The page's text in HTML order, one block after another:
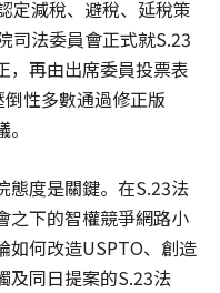
定減稅、避稅、延稅策
司法委員會正式就S.23
，再由出席委員投票表
性多數通過修正版
態度是關鍵。在S.23法
之下的智權競爭網路小
如何改造USPTO、創造
及同日提案的S.23法